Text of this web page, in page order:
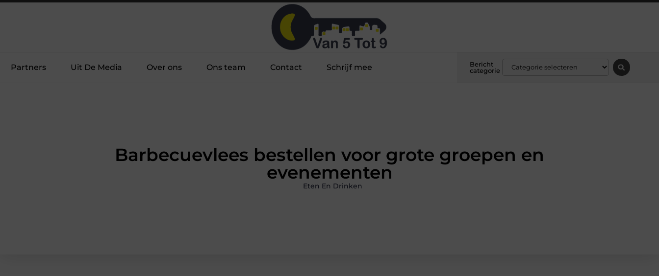
Partners Uit De Media Over ons Ons team Contact Schrijf mee
Bericht
categorie
Barbecuevlees bestellen voor grote groepen en
evenementen
Eten En Drinken